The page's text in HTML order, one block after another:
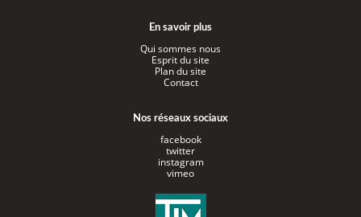
En savoir plus
Qui sommes nous
Esprit du site
Plan du site
Contact
Nos réseaux sociaux
facebook
twitter
instagram
vimeo